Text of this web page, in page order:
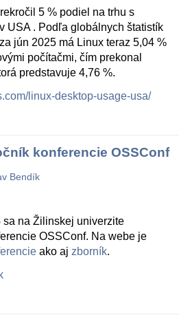
5 % podiel na trhu s
USA . Podľa globálnych štatistík
jún 2025 má Linux teraz 5,04 %
počítačmi, čím prekonal
predstavuje 4,76 %.
linux-desktop-usage-usa/
konferencie OSSConf
Bendík
na Žilinskej univerzite
OSSConf. Na webe je
ako aj zborník.